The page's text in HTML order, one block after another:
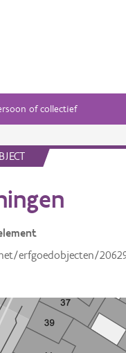
of collectief
erfgoedobjecten/